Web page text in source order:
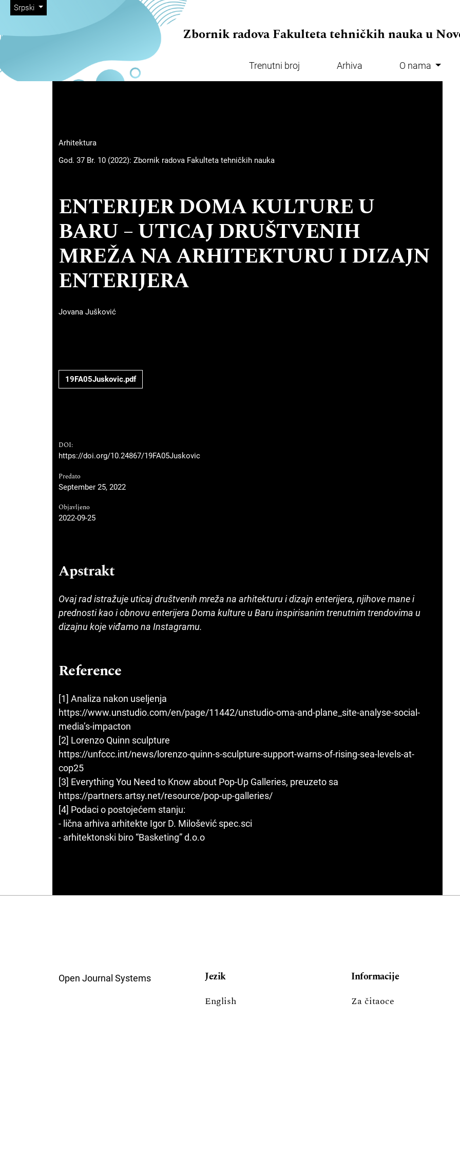
##navigation.skip.nav##
##navigation.skip.main##
##navigation.skip.footer##
##plugins.themes.immersion.language.toggle##
Srpski
##plugins.themes.immersion.adminMenu##
Zbornik radova Fakulteta tehničkih nauka u
##plugins.themes.immersion.mainMenu##
Trenutni broj Arhiva O nama
Arhitektura
God. 37 Br. 10 (2022): Zbornik radova Fakulteta tehničkih nauka
ENTERIJER DOMA KULTURE U
BARU – UTICAJ DRUŠTVENIH
MREŽA NA ARHITEKTURU I DIZAJN
ENTERIJERA
Jovana Jušković
19FA05Juskovic.pdf
DOI:
https://doi.org/10.24867/19FA05Juskovic
Predato
September 25, 2022
Objavljeno
2022-09-25
Apstrakt
Ovaj rad istražuje uticaj društvenih mreža na arhitekturu i dizajn enterijera, njihove mane i
prednosti kao i obnovu enterijera Doma kulture u Baru inspirisanim trenutnim trendovima u
dizajnu koje viđamo na Instagramu.
Reference
[1] Analiza nakon useljenja
https://www.unstudio.com/en/page/11442/unstudio-oma-and-plane_site-analyse-social-
media’s-impacton
[2] Lorenzo Quinn sculpture
https://unfccc.int/news/lorenzo-quinn-s-sculpture-support-warns-of-rising-sea-levels-at-
cop25
[3] Everything You Need to Know about Pop-Up Galleries, preuzeto sa
https://partners.artsy.net/resource/pop-up-galleries/
[4] Podaci o postojećem stanju:
- lična arhiva arhitekte Igor D. Milošević spec.sci
- arhitektonski biro “Basketing” d.o.o
Open Journal Systems
Jezik
English
Informacije
Za čitaoce